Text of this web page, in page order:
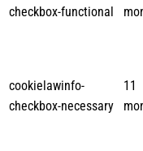
checkbox-functional
cookielawinfo-
checkbox-necessary
11